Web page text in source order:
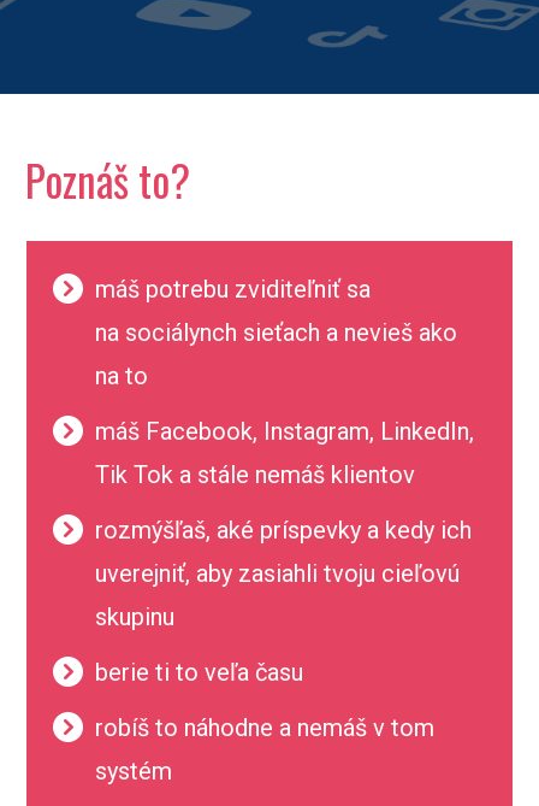
Poznáš to?
máš potrebu zviditeľniť sa
na sociálynch sieťach a nevieš ako
na to
máš Facebook, Instagram, LinkedIn,
Tik Tok a stále nemáš klientov
rozmýšľaš, aké príspevky a kedy ich
uverejniť, aby zasiahli tvoju cieľovú
skupinu
berie ti to veľa času
robíš to náhodne a nemáš v tom
systém